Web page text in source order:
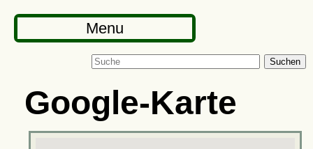
Menu
Suchen
Google-Karte